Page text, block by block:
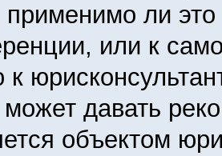
ли
или к
давать
объектом